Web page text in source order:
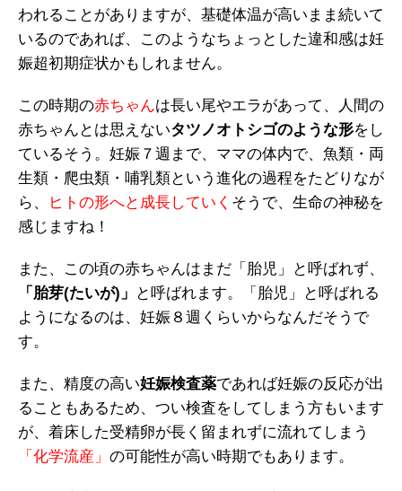
われることがありますが、基礎体温が高いまま続いて
いるのであれば、このようなちょっとした違和感は妊
娠超初期症状かもしれません。
この時期の赤ちゃんは長い尾やエラがあって、人間の
赤ちゃんとは思えないタツノオトシゴのような形をし
ているそう。妊娠７週まで、ママの体内で、魚類・両
生類・爬虫類・哺乳類という進化の過程をたどりなが
ら、
ヒトの形へと成長していく そうで、生命の神秘を
感じますね！
また、この頃の赤ちゃんはまだ「胎児」と呼ばれず、
「胎芽(たいが)」
と呼ばれます。「胎児」と呼ばれる
ようになるのは、妊娠８週くらいからなんだそうで
す。
また、精度の高い妊娠検査薬であれば妊娠の反応が出
ることもあるため、つい検査をしてしまう方もいます
が、着床した受精卵が長く留まれずに流れてしまう
「化学流産」 の可能性が高い時期でもあります。